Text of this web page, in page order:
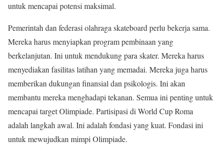
untuk mencapai potensi maksimal.
Pemerintah dan federasi olahraga skateboard perlu bekerja sama.
Mereka harus menyiapkan program pembinaan yang
berkelanjutan. Ini untuk mendukung para skater. Mereka harus
menyediakan fasilitas latihan yang memadai. Mereka juga harus
memberikan dukungan finansial dan psikologis. Ini akan
membantu mereka menghadapi tekanan. Semua ini penting untuk
mencapai target Olimpiade. Partisipasi di World Cup Roma
adalah langkah awal. Ini adalah fondasi yang kuat. Fondasi ini
untuk mewujudkan mimpi Olimpiade.